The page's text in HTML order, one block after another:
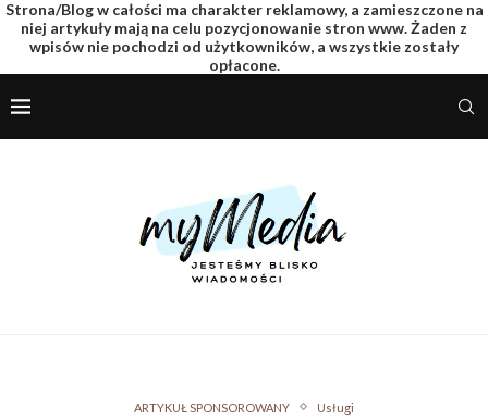
Strona/Blog w całości ma charakter reklamowy, a zamieszczone na
niej artykuły mają na celu pozycjonowanie stron www. Żaden z
wpisów nie pochodzi od użytkowników, a wszystkie zostały
opłacone.
ARTYKUŁ SPONSOROWANY Usługi